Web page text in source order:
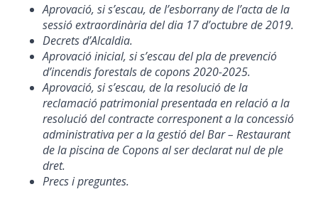
Aprovació, si s’escau, de l’esborrany de l’acta de la
sessió extraordinària del dia 17 d’octubre de 2019.
Decrets d’Alcaldia.
Aprovació inicial, si s’escau del pla de prevenció
d’incendis forestals de copons 2020-2025.
Aprovació, si s’escau, de la resolució de la
reclamació patrimonial presentada en relació a la
resolució del contracte corresponent a la concessió
administrativa per a la gestió del Bar – Restaurant
de la piscina de Copons al ser declarat nul de ple
dret.
Precs i preguntes.